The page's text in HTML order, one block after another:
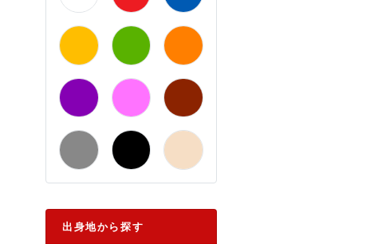
出身地から探す